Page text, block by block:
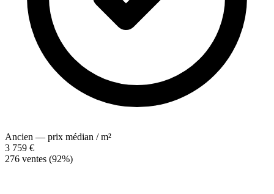
Ancien — prix médian / m²
3 759 €
276 ventes (92%)